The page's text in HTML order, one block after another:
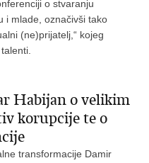
o stvaranju
i mlade, označivši tako
(ne)prijatelj,“ kojeg
Habijan o velikim
korupcije te o
transformacije Damir